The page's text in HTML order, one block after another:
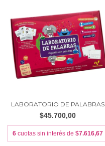
LABORATORIO DE PALABRAS
$45.700,00
6 cuotas sin interés de $7.616,67